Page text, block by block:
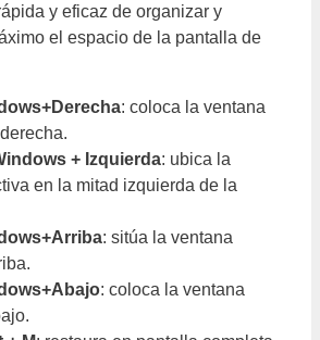
y eficaz de organizar y
el espacio de la pantalla de
: coloca la ventana
+ Izquierda: ubica la
en la mitad izquierda de la
: sitúa la ventana
: coloca la ventana